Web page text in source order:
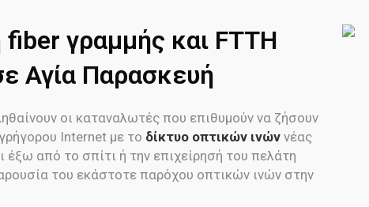
fiber γραμμής και FTTH
Αγία Παρασκευή
οι καταναλωτές που επιθυμούν να ζήσουν
Internet με το δίκτυο οπτικών ινών νέας
έξω από το σπίτι ή την επιχείρησή του πελάτη
του εκάστοτε παρόχου οπτικών ινών στην